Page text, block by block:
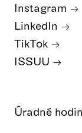
Úradné
Instagram
LinkedIn
TikTok
ISSUU